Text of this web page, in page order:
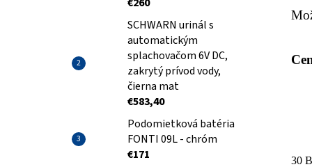
SCHWARN urinál s
automatickým
splachovačom 6V DC,
zakrytý prívod vody,
čierna mat
€583,40
Podomietková batéria
FONTI 09L - chróm
€171
30